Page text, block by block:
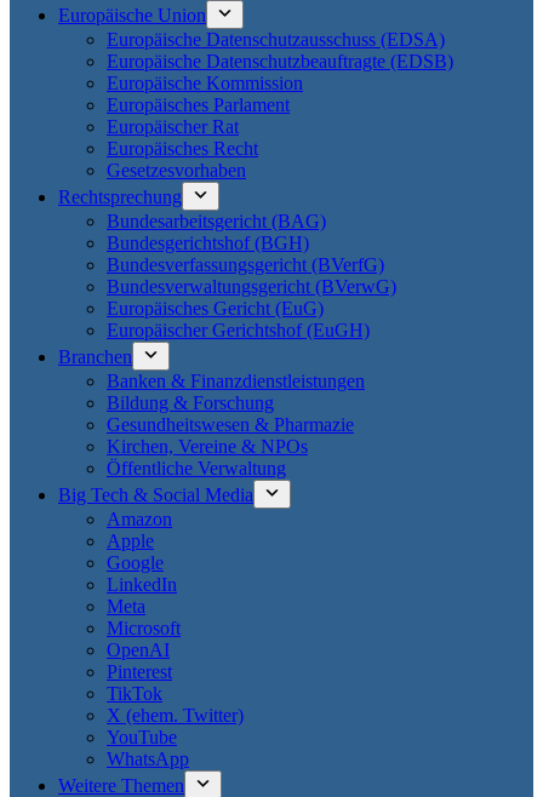
Europäische Union
Europäische Datenschutzausschuss (EDSA)
Europäische Datenschutzbeauftragte (EDSB)
Europäische Kommission
Europäisches Parlament
Europäischer Rat
Europäisches Recht
Gesetzesvorhaben
Rechtsprechung
Bundesarbeitsgericht (BAG)
Bundesgerichtshof (BGH)
Bundesverfassungsgericht (BVerfG)
Bundesverwaltungsgericht (BVerwG)
Europäisches Gericht (EuG)
Europäischer Gerichtshof (EuGH)
Branchen
Banken & Finanzdienstleistungen
Bildung & Forschung
Gesundheitswesen & Pharmazie
Kirchen, Vereine & NPOs
Öffentliche Verwaltung
Big Tech & Social Media
Amazon
Apple
Google
LinkedIn
Meta
Microsoft
OpenAI
Pinterest
TikTok
X (ehem. Twitter)
YouTube
WhatsApp
Weitere Themen